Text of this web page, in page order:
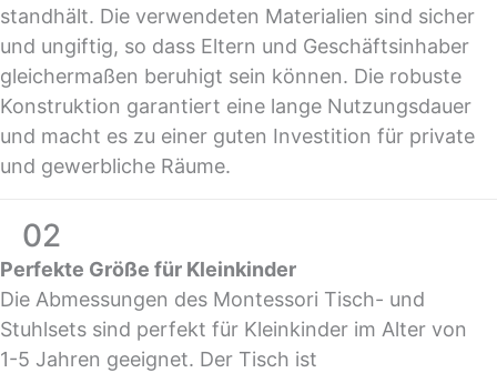
standhält. Die verwendeten Materialien sind sicher
und ungiftig, so dass Eltern und Geschäftsinhaber
gleichermaßen beruhigt sein können. Die robuste
Konstruktion garantiert eine lange Nutzungsdauer
und macht es zu einer guten Investition für private
und gewerbliche Räume.
02
Perfekte Größe für Kleinkinder
Die Abmessungen des Montessori Tisch- und
Stuhlsets sind perfekt für Kleinkinder im Alter von
1-5 Jahren geeignet. Der Tisch ist